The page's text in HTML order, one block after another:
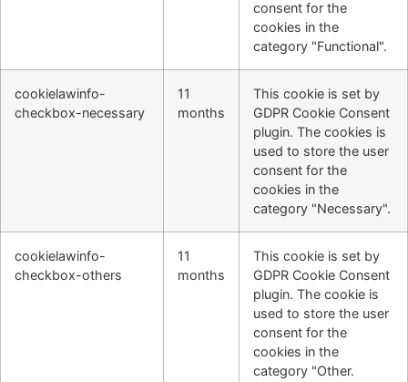
consent for the
cookies in the
category "Functional".
cookielawinfo-
checkbox-necessary
11
months
This cookie is set by
GDPR Cookie Consent
plugin. The cookies is
used to store the user
consent for the
cookies in the
category "Necessary".
cookielawinfo-
checkbox-others
11
months
This cookie is set by
GDPR Cookie Consent
plugin. The cookie is
used to store the user
consent for the
cookies in the
category "Other.